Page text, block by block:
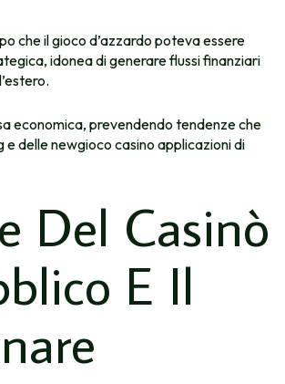
che il gioco d’azzardo poteva essere
idonea di generare flussi finanziari
economica, prevendendo tendenze che
delle newgioco casino applicazioni di
Del Casinò
E Il